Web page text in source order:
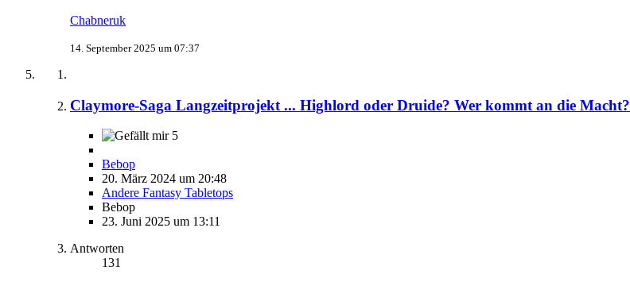
Chabneruk
14. September 2025 um 07:37
Claymore-Saga Langzeitprojekt ... Highlord oder Druide? Wer kommt an die Macht?
5
Bebop
20. März 2024 um 20:48
Andere Fantasy Tabletops
Bebop
23. Juni 2025 um 13:11
Antworten
131